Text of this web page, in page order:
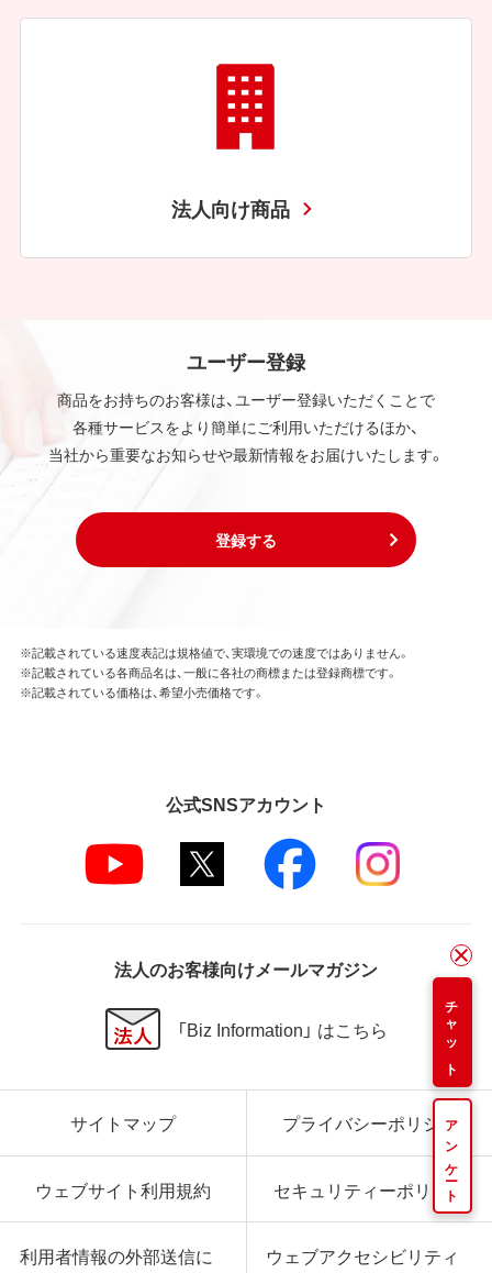
法人向け商品
ユーザー登録
商品をお持ちのお客様は、ユーザー登録いただくことで
各種サービスをより簡単にご利用いただけるほか、
当社から重要なお知らせや最新情報をお届けいたします。
登録する
チャット
アンケート
※記載されている速度表記は規格値で、実環境での速度ではありません。
※記載されている各商品名は、一般に各社の商標または登録商標です。
※記載されている価格は、希望小売価格です。
公式SNSアカウント
法人のお客様向けメールマガジン
「Biz Information」 はこちら
サイトマップ プライバシーポリシー
ウェブサイト利用規約 セキュリティーポリシー
利用者情報の外部送信に
ウェブアクセシビリティ